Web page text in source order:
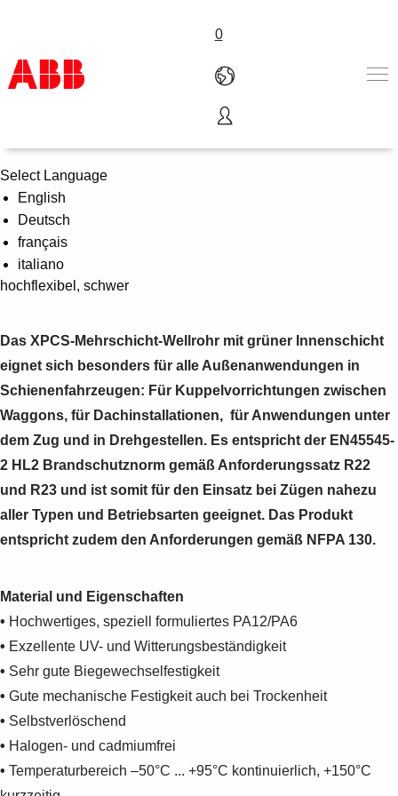
0
Produkte und Leistungen
Branchenlösungen
Service
Über uns
Vertriebspartner finden
Kontakt
Karriere
XPCS Mehrschicht-Wellrohr
Select Language
English
Deutsch
français
italiano
hochflexibel, schwer
Das XPCS-Mehrschicht-Wellrohr mit grüner Innenschicht
eignet sich besonders für alle Außenanwendungen in
Schienenfahrzeugen: Für Kuppelvorrichtungen zwischen
Waggons, für Dachinstallationen, für Anwendungen unter
dem Zug und in Drehgestellen. Es entspricht der EN45545-
2 HL2 Brandschutznorm gemäß Anforderungssatz R22
und R23 und ist somit für den Einsatz bei Zügen nahezu
aller Typen und Betriebsarten geeignet. Das Produkt
entspricht zudem den Anforderungen gemäß NFPA 130.
Material und Eigenschaften
• Hochwertiges, speziell formuliertes PA12/PA6
• Exzellente UV- und Witterungsbeständigkeit
• Sehr gute Biegewechselfestigkeit
• Gute mechanische Festigkeit auch bei Trockenheit
• Selbstverlöschend
• Halogen- und cadmiumfrei
• Temperaturbereich –50°C ... +95°C kontinuierlich, +150°C